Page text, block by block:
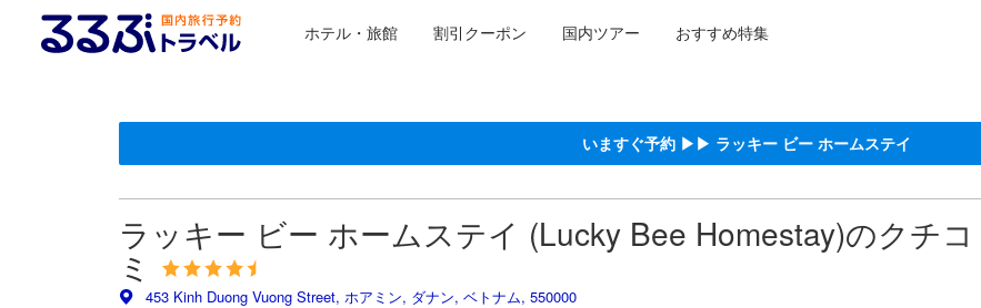
ホテル・旅館 割引クーポン 国内ツアー おすすめ特集
いますぐ予約 ▶▶ ラッキー ビー ホームステイ
ラッキー ビー ホームステイ (Lucky Bee Homestay)のクチコ
ミ
453 Kinh Duong Vuong Street, ホアミン, ダナン, ベトナム, 550000